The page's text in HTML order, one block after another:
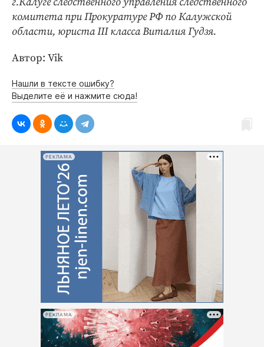
комитета при Прокуратуре РФ по Калужской
области, юриста III класса Виталия Гудзя.
Автор: Vik
Нашли в тексте ошибку?
Выделите её и нажмите сюда!
РЕКЛАМА
РЕКЛАМА